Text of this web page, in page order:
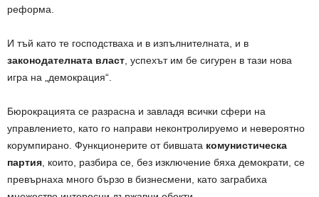
реформа.
И тъй като те господстваха и в изпълнителната, и в
законодателната власт , успехът им бе сигурен в тази нова
игра на „демокрация“.
Бюрокрацията се разрасна и завладя всички сфери на
управлението, като го направи неконтролируемо и невероятно
корумпирано. Функционерите от бившата комунистическа
партия , които, разбира се, без изключение бяха демократи, се
превърнаха много бързо в бизнесмени, като заграбиха